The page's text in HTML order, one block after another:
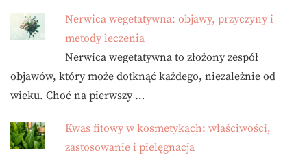
Nerwica wegetatywna: objawy, przyczyny i
metody leczenia
Nerwica wegetatywna to złożony zespół
objawów, który może dotknąć każdego, niezależnie od
wieku. Choć na pierwszy …
Kwas fitowy w kosmetykach: właściwości,
zastosowanie i pielęgnacja